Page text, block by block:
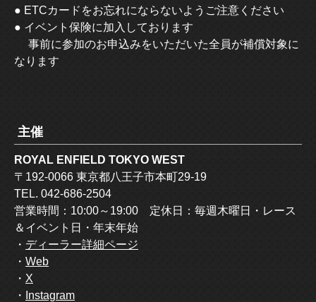
● ETCカードをお忘れにならないようご注意ください
● イベント保険に加入しております
事前に参加のお申込みをいただいた全員が補償対象に
なります
主催
ROYAL ENFIELD TOKYO WEST
〒192-0066 東京都八王子市本町29-19
TEL. 042-686-2504
営業時間：10:00～19:00 定休日：毎週木曜日・レース
＆イベント日・年末年始
・ ディーラー詳細ページ
・ Web
・ X
・
Instagram